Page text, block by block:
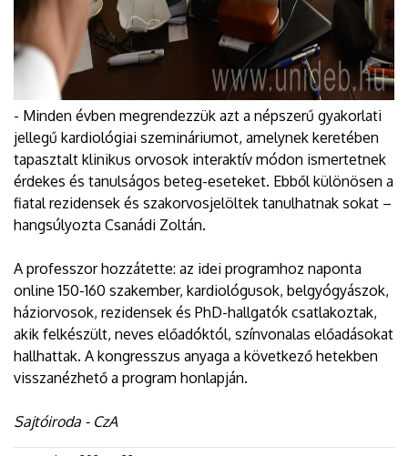
- Minden évben megrendezzük azt a népszerű gyakorlati
jellegű kardiológiai szemináriumot, amelynek keretében
tapasztalt klinikus orvosok interaktív módon ismertetnek
érdekes és tanulságos beteg-eseteket. Ebből különösen a
fiatal rezidensek és szakorvosjelöltek tanulhatnak sokat –
hangsúlyozta Csanádi Zoltán.
A professzor hozzátette: az idei programhoz naponta
online 150-160 szakember, kardiológusok, belgyógyászok,
háziorvosok, rezidensek és PhD-hallgatók csatlakoztak,
akik felkészült, neves előadóktól, színvonalas előadásokat
hallhattak. A kongresszus anyaga a következő hetekben
visszanézhető a program honlapján.
Sajtóiroda - CzA